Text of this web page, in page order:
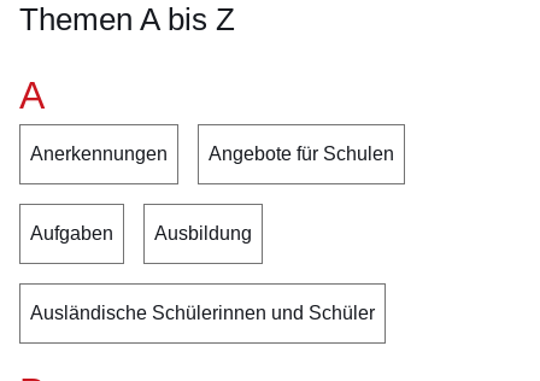
Themen A bis Z
A
Anerkennungen Angebote für Schulen
Aufgaben Ausbildung
Ausländische Schülerinnen und Schüler